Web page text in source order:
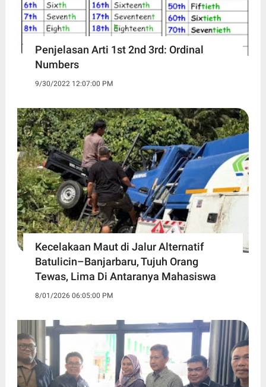
Penjelasan Arti 1st 2nd 3rd: Ordinal
Numbers
9/30/2022 12:07:00 PM
Kecelakaan Maut di Jalur Alternatif
Batulicin–Banjarbaru, Tujuh Orang
Tewas, Lima Di Antaranya Mahasiswa
8/01/2026 06:05:00 PM